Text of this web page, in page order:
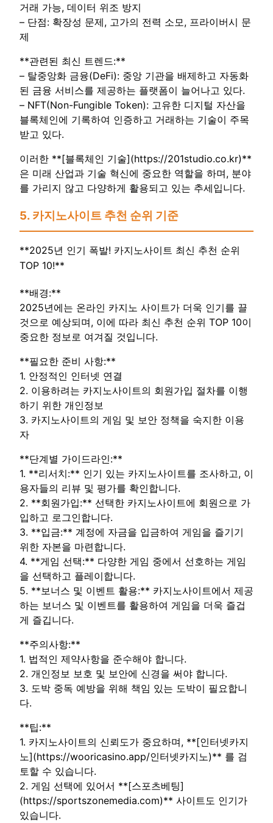
거래 가능, 데이터 위조 방지
– 단점: 확장성 문제, 고가의 전력 소모, 프라이버시 문
제
**관련된 최신 트렌드:**
– 탈중앙화 금융(DeFi): 중앙 기관을 배제하고 자동화
된 금융 서비스를 제공하는 플랫폼이 늘어나고 있다.
– NFT(Non-Fungible Token): 고유한 디지털 자산을
블록체인에 기록하여 인증하고 거래하는 기술이 주목
받고 있다.
이러한 **[블록체인 기술](https://201studio.co.kr)**
은 미래 산업과 기술 혁신에 중요한 역할을 하며, 분야
를 가리지 않고 다양하게 활용되고 있는 추세입니다.
5. 카지노사이트 추천 순위 기준
**2025년 인기 폭발! 카지노사이트 최신 추천 순위
TOP 10!**
**배경:**
2025년에는 온라인 카지노 사이트가 더욱 인기를 끌
것으로 예상되며, 이에 따라 최신 추천 순위 TOP 10이
중요한 정보로 여겨질 것입니다.
**필요한 준비 사항:**
1. 안정적인 인터넷 연결
2. 이용하려는 카지노사이트의 회원가입 절차를 이행
하기 위한 개인정보
3. 카지노사이트의 게임 및 보안 정책을 숙지한 이용
자
**단계별 가이드라인:**
1. **리서치:** 인기 있는 카지노사이트를 조사하고, 이
용자들의 리뷰 및 평가를 확인합니다.
2. **회원가입:** 선택한 카지노사이트에 회원으로 가
입하고 로그인합니다.
3. **입금:** 계정에 자금을 입금하여 게임을 즐기기
위한 자본을 마련합니다.
4. **게임 선택:** 다양한 게임 중에서 선호하는 게임
을 선택하고 플레이합니다.
5. **보너스 및 이벤트 활용:** 카지노사이트에서 제공
하는 보너스 및 이벤트를 활용하여 게임을 더욱 즐겁
게 즐깁니다.
**주의사항:**
1. 법적인 제약사항을 준수해야 합니다.
2. 개인정보 보호 및 보안에 신경을 써야 합니다.
3. 도박 중독 예방을 위해 책임 있는 도박이 필요합니
다.
**팁:**
1. 카지노사이트의 신뢰도가 중요하며, **[인터넷카지
노](https://wooricasino.app/인터넷카지노)** 를 검
토할 수 있습니다.
2. 게임 선택에 있어서 **[스포츠베팅]
(https://sportszonemedia.com)** 사이트도 인기가
있습니다.